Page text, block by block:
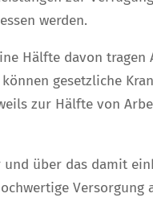
werden.
Hälfte davon
gesetzliche
zur Hälfte von
über das damit
Versorgung